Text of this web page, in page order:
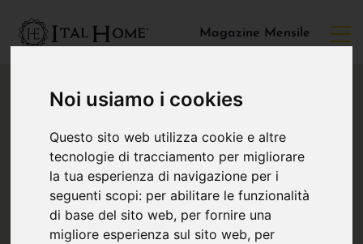
Noi usiamo i cookies
Questo sito web utilizza cookie e altre
tecnologie di tracciamento per migliorare
la tua esperienza di navigazione per i
seguenti scopi: per abilitare le funzionalità
di base del sito web, per fornire una
migliore esperienza sul sito web, per
Magazine Mensile